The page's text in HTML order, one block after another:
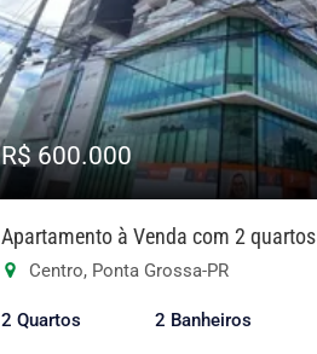
R$ 600.000
Apartamento à Venda com 2 quartos
Centro, Ponta Grossa-PR
2 Quartos 2 Banheiros